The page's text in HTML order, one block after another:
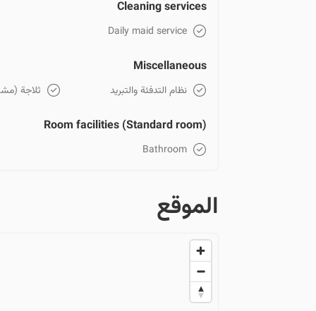
Cleaning services
Daily maid service
Miscellaneous
نظام التدفئة والتبريد ثلاجة
Room facilities (Standard room)
Bathroom
الموقع